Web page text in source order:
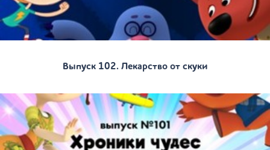
Выпуск 102. Лекарство от скуки